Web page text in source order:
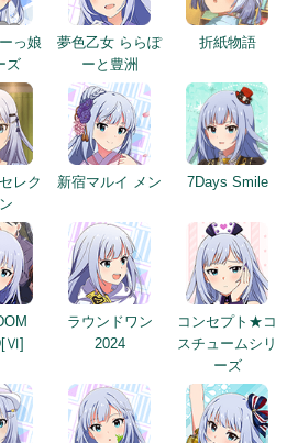
っ娘
ズ
夢色乙女 ららぽ
ーと豊洲
折紙物語
レク
新宿マルイ メン 7Days Smile
ラウンドワン
2024
コンセプト★コ
スチュームシリ
ーズ